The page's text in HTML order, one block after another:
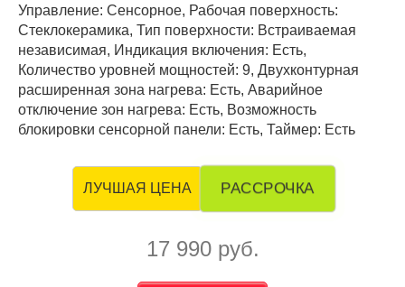
Управление: Сенсорное, Рабочая поверхность:
Стеклокерамика, Тип поверхности: Встраиваемая
независимая, Индикация включения: Есть,
Количество уровней мощностей: 9, Двухконтурная
расширенная зона нагрева: Есть, Аварийное
отключение зон нагрева: Есть, Возможность
блокировки сенсорной панели: Есть, Таймер: Есть
ЛУЧШАЯ ЦЕНА РАССРОЧКА
17 990 руб.